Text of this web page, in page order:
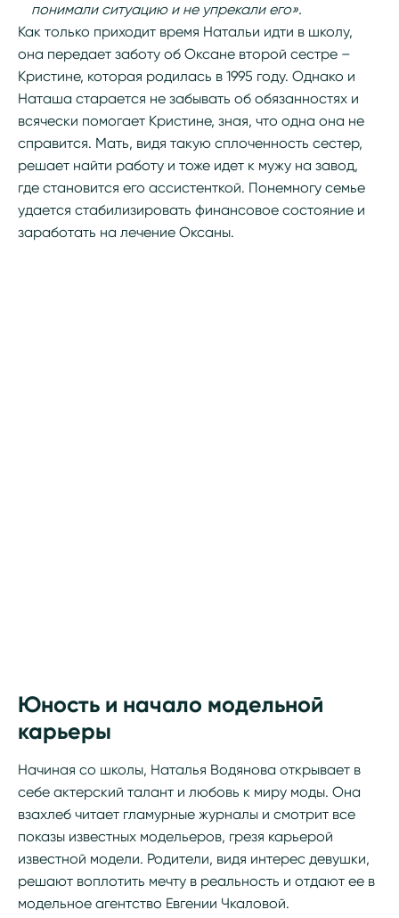
понимали ситуацию и не упрекали его».
Как только приходит время Натальи идти в школу,
она передает заботу об Оксане второй сестре –
Кристине, которая родилась в 1995 году. Однако и
Наташа старается не забывать об обязанностях и
всячески помогает Кристине, зная, что одна она не
справится. Мать, видя такую сплоченность сестер,
решает найти работу и тоже идет к мужу на завод,
где становится его ассистенткой. Понемногу семье
удается стабилизировать финансовое состояние и
заработать на лечение Оксаны.
Юность и начало модельной
карьеры
Начиная со школы, Наталья Водянова открывает в
себе актерский талант и любовь к миру моды. Она
взахлеб читает гламурные журналы и смотрит все
показы известных модельеров, грезя карьерой
известной модели. Родители, видя интерес девушки,
решают воплотить мечту в реальность и отдают ее в
модельное агентство Евгении Чкаловой.